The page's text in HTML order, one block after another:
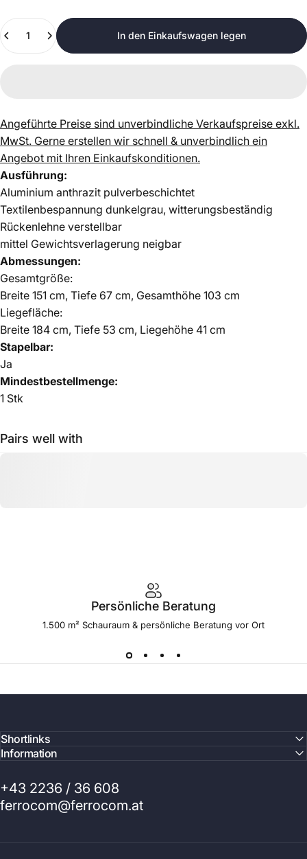
Anzahl
In den Einkaufswagen legen
Angeführte Preise sind unverbindliche Verkaufspreise exkl.
MwSt. Gerne erstellen wir schnell & unverbindlich ein
Angebot mit Ihren Einkaufskonditionen.
Ausführung:
Aluminium anthrazit pulverbeschichtet
Textilenbespannung dunkelgrau, witterungsbeständig
Rückenlehne verstellbar
mittel Gewichtsverlagerung neigbar
Abmessungen:
Gesamtgröße:
Breite 151 cm, Tiefe 67 cm, Gesamthöhe 103 cm
Liegefläche:
Breite 184 cm, Tiefe 53 cm, Liegehöhe 41 cm
Stapelbar:
Ja
Mindestbestellmenge:
1 Stk
Pairs well with
Persönliche Beratung
1.500 m² Schauraum & persönliche Beratung vor Ort
Shortlinks
Information
+43 2236 / 36 608
ferrocom@ferrocom.at